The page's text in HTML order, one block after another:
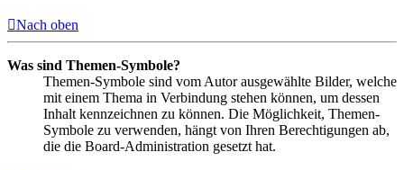
Nach oben
Was sind Themen-Symbole?
Themen-Symbole sind vom Autor ausgewählte Bilder, welche
mit einem Thema in Verbindung stehen können, um dessen
Inhalt kennzeichnen zu können. Die Möglichkeit, Themen-
Symbole zu verwenden, hängt von Ihren Berechtigungen ab,
die die Board-Administration gesetzt hat.